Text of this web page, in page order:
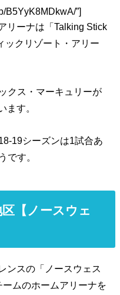
B5YyK8MDkwA/”]
リーナは「Talking Stick
ックリゾート・アリー
クス・マーキュリーが
ます。
19シーズンは1試合あ
です。
【ノースウェ
ンスの「ノースウェス
ムのホームアリーナを